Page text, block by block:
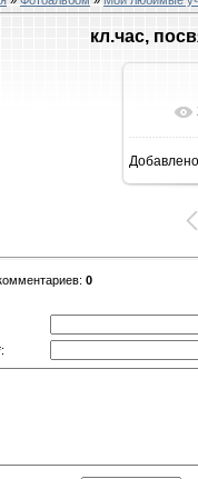
кл.час,
Добавлено
: 0